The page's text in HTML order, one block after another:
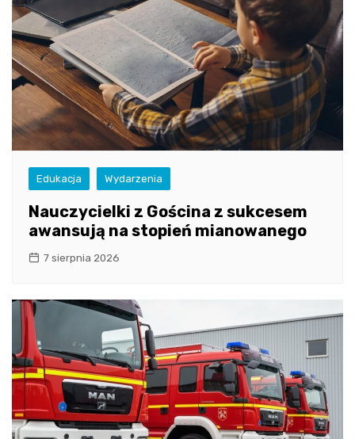
Edukacja Wydarzenia
Nauczycielki z Gościna z sukcesem
awansują na stopień mianowanego
7 sierpnia 2026